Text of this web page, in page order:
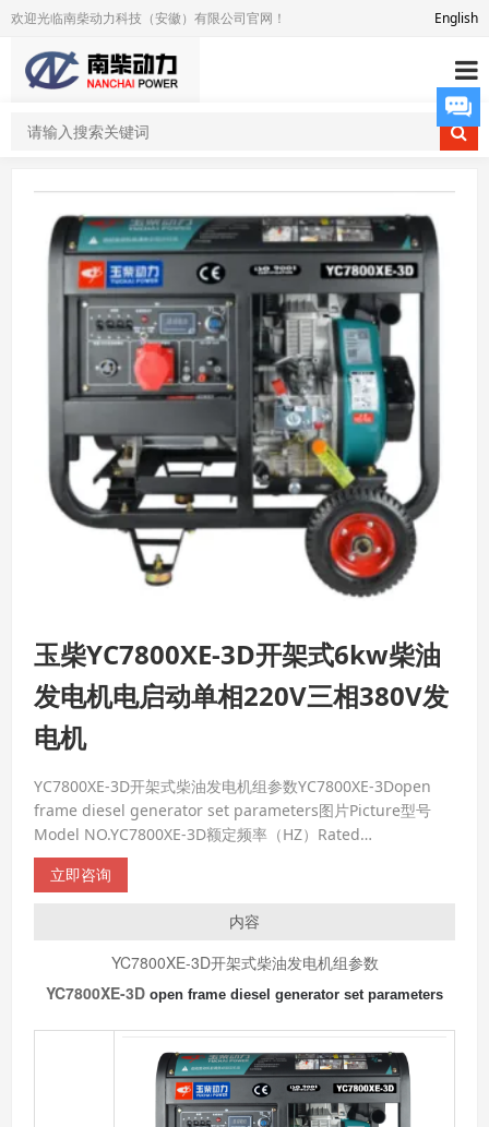
欢迎光临南柴动力科技（安徽）有限公司官网！ English
玉柴YC7800XE-3D开架式6kw柴油
发电机电启动单相220V三相380V发
电机
YC7800XE-3D开架式柴油发电机组参数YC7800XE-3Dopen
frame diesel generator set parameters图片Picture型号
Model NO.YC7800XE-3D额定频率（HZ）Rated
frequency（HZ）50额定电压（V）Rated voltage（V）
220/380额定电流（A）Rated current（A）22.7/9.5额定功率
立即咨询
内容
YC7800XE-3D开架式柴油发电机组参数
YC7800XE-3D open frame diesel generator set parameters